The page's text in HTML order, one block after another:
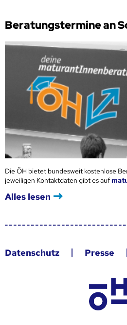
Beratungstermine an
Die ÖH bietet bundesweit kostenlose
jeweiligen Kontaktdaten gibt es auf
Alles lesen
Datenschutz Presse